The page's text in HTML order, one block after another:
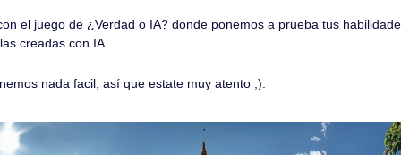
el juego de ¿Verdad o IA? donde ponemos a prueba tus
creadas con IA
nada facil, así que estate muy atento ;).